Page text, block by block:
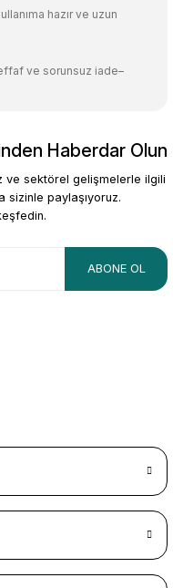
hazır ve uzun
ve sorunsuz iade–
Haberdar Olun
ve sektörel gelişmelerle ilgili
sizinle paylaşıyoruz.
ABONE OL